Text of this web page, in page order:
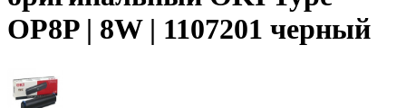
OP8P | 8W | 1107201 черный